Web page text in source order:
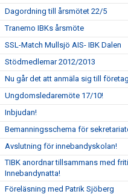
Dagordning till årsmötet 22/5
Tranemo IBKs årsmöte
SSL-Match Mullsjö AIS- IBK Dalen
Stödmedlemar 2012/2013
Nu går det att anmäla sig till
Ungdomsledaremöte 17/10!
Inbjudan!
Bemanningsschema för
Avslutning för innebandyskolan!
TIBK anordnar tillsammans med
Innebandynatta!
Föreläsning med Patrik Sjöberg